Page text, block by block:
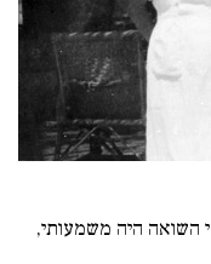
השואה היה משמעותי,